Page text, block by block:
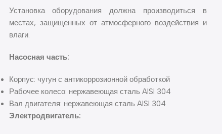
Установка оборудования должна производиться в
местах, защищенных от атмосферного воздействия и
влаги.
Насосная часть:
Корпус: чугун с антикоррозионной обработкой
Рабочее колесо: нержавеющая сталь AISI 304
Вал двигателя: нержавеющая сталь AISI 304
Электродвигатель: